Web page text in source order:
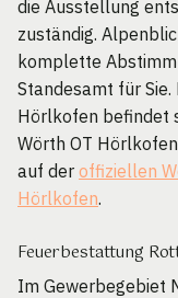
die Ausstellung
zuständig.
komplette
Standesamt für
Hörlkofen befindet
Wörth OT
auf der offiziellen
Hörlkofen.
Feuerbestattung
Im Gewerbegebiet